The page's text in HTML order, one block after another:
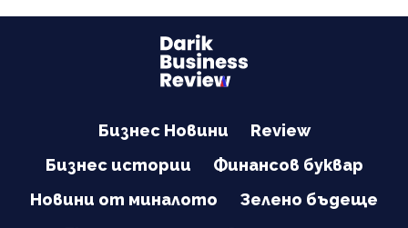
Бизнес Новини
Review
Бизнес истории
Финансов буквар
Новини от миналото
Зелено бъдеще